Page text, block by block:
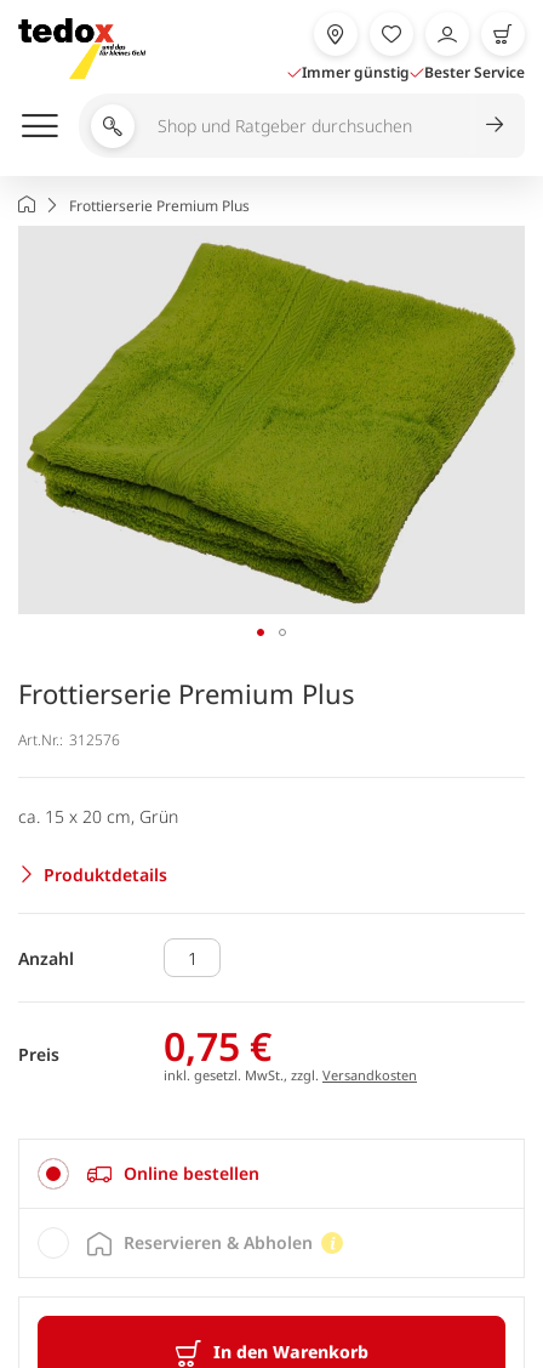
Inhalt
springen
Immer günstig Bester Service
Shop
durchsuchen
StartseiteFrottierserie Premium Plus
Frottierserie Premium Plus
Art.Nr.: 312576
ca. 15 x 20 cm, Grün
Produktdetails
Anzahl
Preis 0,75 €
inkl. gesetzl. MwSt., zzgl. Versandkosten
Online bestellen
In den Warenkorb
Reservieren & Abholen